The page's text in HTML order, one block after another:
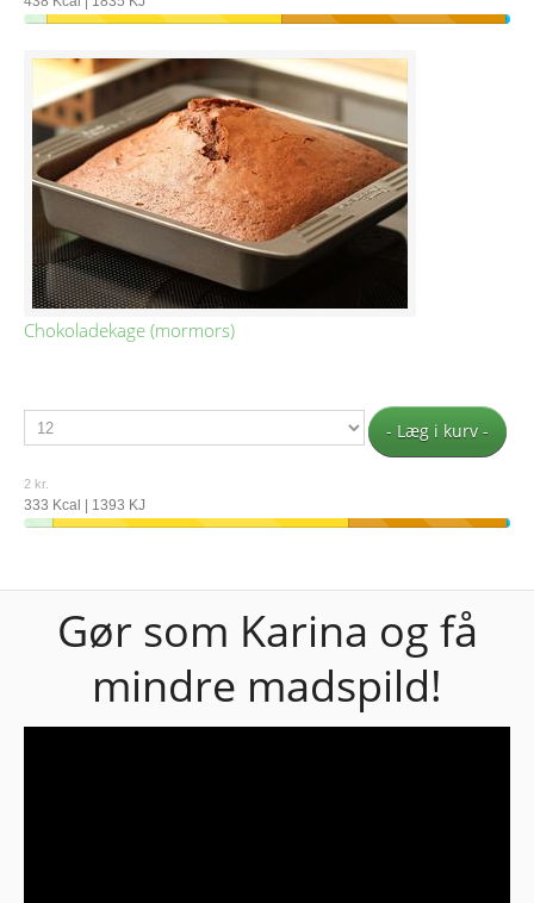
Chokoladekage (mormors)
- Læg i kurv -
2 kr.
333 Kcal | 1393 KJ
Gør som Karina og få
mindre madspild!